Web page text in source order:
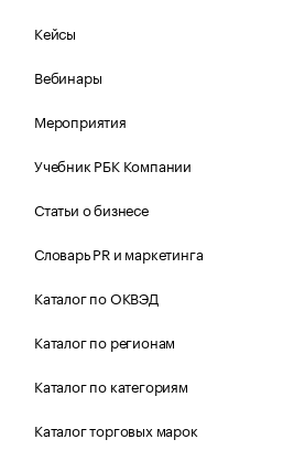
Кейсы
Вебинары
Мероприятия
Учебник РБК Компании
Статьи о бизнесе
Словарь PR и маркетинга
Каталог по ОКВЭД
Каталог по регионам
Каталог по категориям
Каталог торговых марок